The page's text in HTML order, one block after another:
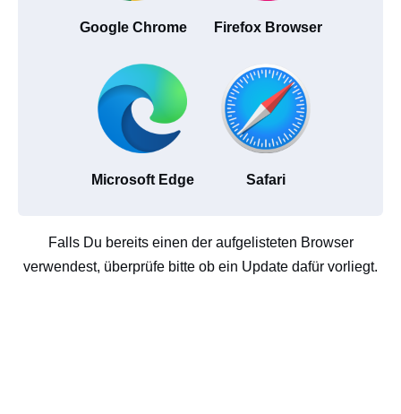
Google Chrome Firefox Browser
Microsoft Edge Safari
Falls Du bereits einen der aufgelisteten Browser
verwendest, überprüfe bitte ob ein Update dafür vorliegt.